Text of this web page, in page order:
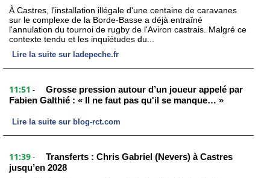
À Castres, l'installation illégale d'une centaine de caravanes
sur le complexe de la Borde-Basse a déjà entraîné
l'annulation du tournoi de rugby de l'Aviron castrais. Malgré ce
contexte tendu et les inquiétudes du...
Lire la suite sur ladepeche.fr
11:51 -
Grosse pression autour d’un joueur appelé par
Fabien Galthié : « Il ne faut pas qu'il se manque… »
Lire la suite sur blog-rct.com
11:39 -
Transferts : Chris Gabriel (Nevers) à Castres
jusqu’en 2028